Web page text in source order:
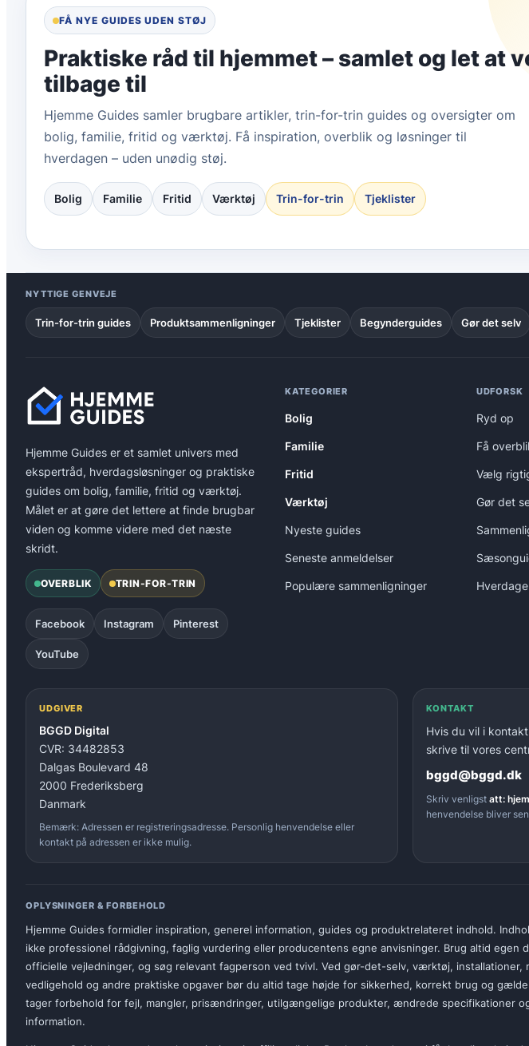
min
baby
at
bruge?
FÅ NYE GUIDES UDEN STØJ
Praktiske råd til hjemmet – samlet og let at
tilbage til
Hjemme Guides samler brugbare artikler, trin-for-trin guides og oversigter om
bolig, familie, fritid og værktøj. Få inspiration, overblik og løsninger til
hverdagen – uden unødig støj.
Bolig Familie Fritid Værktøj Trin-for-trin Tjeklister
NYTTIGE GENVEJE
Trin-for-trin guides Produktsammenligninger Tjeklister Begynderguides Gør det selv
Hjemme Guides er et samlet univers med
ekspertråd, hverdagsløsninger og praktiske
guides om bolig, familie, fritid og værktøj.
Målet er at gøre det lettere at finde brugbar
viden og komme videre med det næste
skridt.
OVERBLIK TRIN-FOR-TRIN
Facebook Instagram Pinterest
YouTube
KATEGORIER
Bolig
Familie
Fritid
Værktøj
Nyeste guides
Seneste anmeldelser
Populære sammenligninger
UDFORSK
Ryd op
Få
Vælg
Gør det
UDGIVER
BGGD Digital
CVR: 34482853
Dalgas Boulevard 48
2000 Frederiksberg
Danmark
Bemærk: Adressen er registreringsadresse. Personlig henvendelse eller
kontakt på adressen er ikke mulig.
KONTAKT
Hvis du vil i
skrive til vores
bggd@bggd.dk
Skriv venligst att:
henvendelse bliver
OPLYSNINGER & FORBEHOLD
Hjemme Guides formidler inspiration, generel information, guides og produktrelateret indhold.
ikke professionel rådgivning, faglig vurdering eller producentens egne anvisninger. Brug altid egen
officielle vejledninger, og søg relevant fagperson ved tvivl. Ved gør-det-selv, værktøj, installationer,
vedligehold og andre praktiske opgaver bør du altid tage højde for sikkerhed, korrekt brug og
tager forbehold for fejl, mangler, prisændringer, utilgængelige produkter, ændrede specifikationer
information.